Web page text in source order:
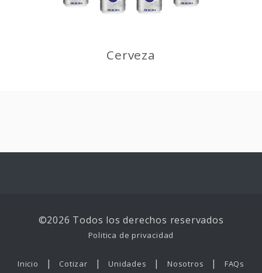
Cerveza
©2026 Todos los derechos reservados
Politica de privacidad
Inicio | Cotizar | Unidades | Nosotros | FAQs